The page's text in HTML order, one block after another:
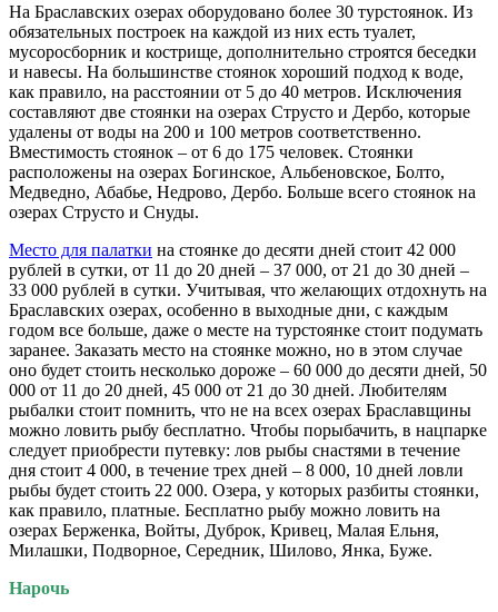
На Браславских озерах оборудовано более 30 турстоянок. Из
обязательных построек на каждой из них есть туалет,
мусоросборник и кострище, дополнительно строятся беседки
и навесы. На большинстве стоянок хороший подход к воде,
как правило, на расстоянии от 5 до 40 метров. Исключения
составляют две стоянки на озерах Струсто и Дербо, которые
удалены от воды на 200 и 100 метров соответственно.
Вместимость стоянок – от 6 до 175 человек. Стоянки
расположены на озерах Богинское, Альбеновское, Болто,
Медведно, Абабье, Недрово, Дербо. Больше всего стоянок на
озерах Струсто и Снуды.
Место для палатки на стоянке до десяти дней стоит 42 000
рублей в сутки, от 11 до 20 дней – 37 000, от 21 до 30 дней –
33 000 рублей в сутки. Учитывая, что желающих отдохнуть на
Браславских озерах, особенно в выходные дни, с каждым
годом все больше, даже о месте на турстоянке стоит подумать
заранее. Заказать место на стоянке можно, но в этом случае
оно будет стоить несколько дороже – 60 000 до десяти дней, 50
000 от 11 до 20 дней, 45 000 от 21 до 30 дней. Любителям
рыбалки стоит помнить, что не на всех озерах Браславщины
можно ловить рыбу бесплатно. Чтобы порыбачить, в нацпарке
следует приобрести путевку: лов рыбы снастями в течение
дня стоит 4 000, в течение трех дней – 8 000, 10 дней ловли
рыбы будет стоить 22 000. Озера, у которых разбиты стоянки,
как правило, платные. Бесплатно рыбу можно ловить на
озерах Берженка, Войты, Дуброк, Кривец, Малая Ельня,
Милашки, Подворное, Середник, Шилово, Янка, Буже.
Нарочь